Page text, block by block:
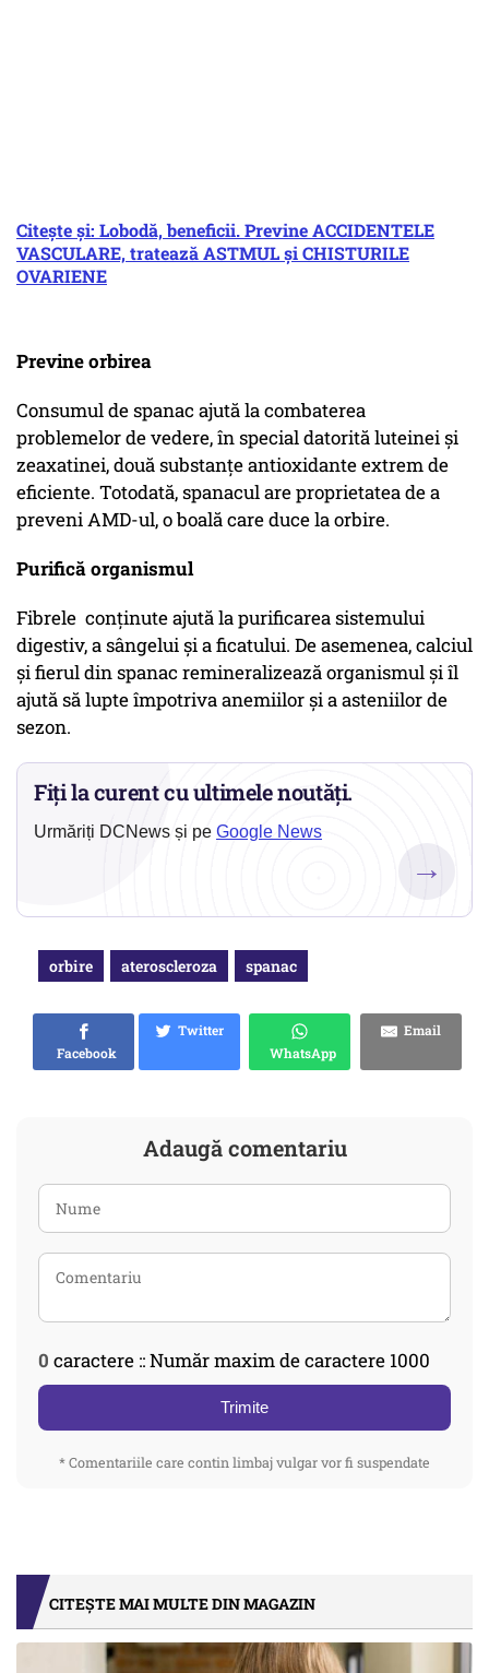
Citește și: Lobodă, beneficii. Previne ACCIDENTELE
VASCULARE, tratează ASTMUL şi CHISTURILE
OVARIENE
Previne orbirea
Consumul de spanac ajută la combaterea
problemelor de vedere, în special datorită luteinei şi
zeaxatinei, două substanţe antioxidante extrem de
eficiente. Totodată, spanacul are proprietatea de a
preveni AMD-ul, o boală care duce la orbire.
Purifică organismul
Fibrele conţinute ajută la purificarea sistemului
digestiv, a sângelui şi a ficatului. De asemenea, calciul
şi fierul din spanac remineralizează organismul şi îl
ajută să lupte împotriva anemiilor şi a asteniilor de
sezon.
Fiți la curent cu ultimele noutăți.
Urmăriți DCNews și pe Google News
→
orbire ateroscleroza spanac
Facebook
Twitter
WhatsApp
Email
Adaugă comentariu
0 caractere :: Număr maxim de caractere 1000
Trimite
* Comentariile care contin limbaj vulgar vor fi suspendate
CITEȘTE MAI MULTE DIN MAGAZIN